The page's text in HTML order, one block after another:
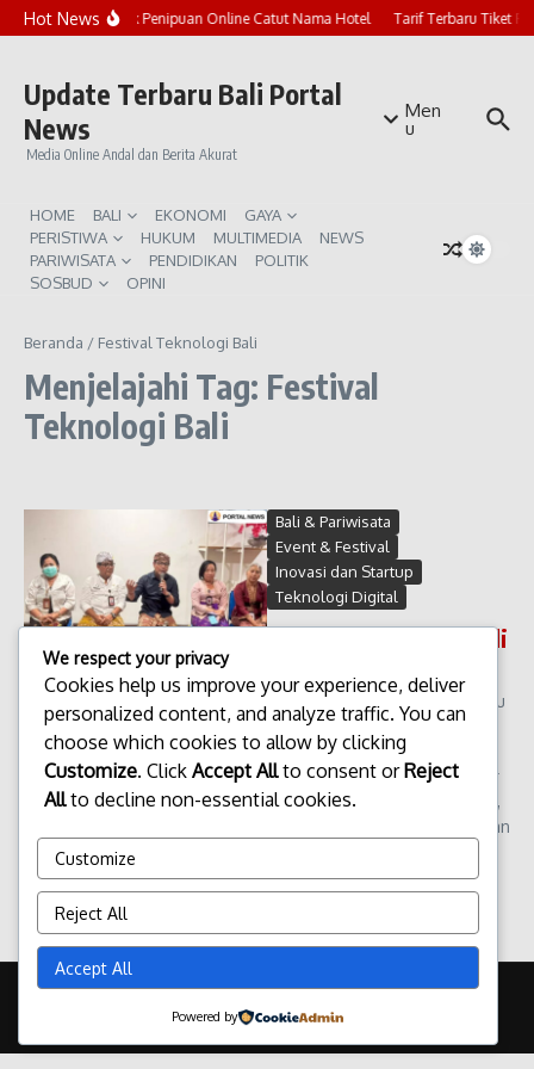
Lewati ke konten
Hot NewsMarak Penipuan Online Catut Nama Hotel Tarif Terbaru Tiket
Update Terbaru Bali Portal
News
Media Online Andal dan Berita Akurat
Men
u
HOME BALI EKONOMI
GAYA
PERISTIWA
HUKUM MULTIMEDIA
NEWS
PARIWISATA
PENDIDIKAN
POLITIK
SOSBUD
OPINI
Beranda / Festival Teknologi Bali
Menjelajahi Tag: Festival
Teknologi Bali
Bali & Pariwisata
Event & Festival
Inovasi dan Startup
Teknologi Digital
DTIK Festival 2026 Bali
Menuju Digital Hijau
DTIK Festival 2026 Bali Menuju
Digital Hijau. Perkembangan
teknologi digital kini semakin
memengaruhi berbagai sektor
kehidupan, termasuk ekonomi,
pariwisata, hingga pengelolaan
admin Maret 13, 2026
Majalah Berita X
We respect your privacy
Cookies help us improve your experience, deliver
personalized content, and analyze traffic. You can
choose which cookies to allow by clicking
Customize. Click Accept Allto consent orReject
Allto decline non-essential cookies.
Customize
Reject All
Accept All
Powered by